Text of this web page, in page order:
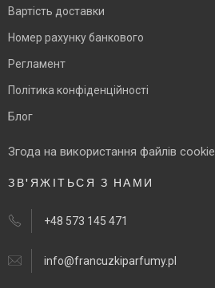
Вартість доставки
Номер рахунку банкового
Регламент
Політика конфіденційності
Блог
Згода на використання файлів cookie
ЗВ'ЯЖІТЬСЯ З НАМИ
+48 573 145 471
info@francuzkiparfumy.pl